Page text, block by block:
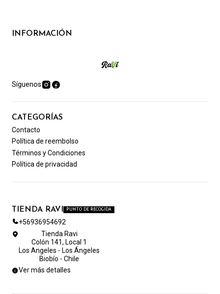
INFORMACIÓN
Síguenos
CATEGORÍAS
Contacto
Política de reembolso
Términos y Condiciones
Política de privacidad
TIENDA RAVI PUNTO DE RECOGIDA
+56936954692
Tienda Ravi
Colón 141, Local 1
Los Angeles - Los Ángeles
Biobío - Chile
Ver más detalles